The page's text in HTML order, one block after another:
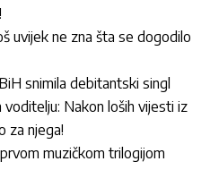
uvijek ne zna šta se dogodilo
snimila debitantski singl
voditelju: Nakon loših vijesti iz
za njega!
muzičkom trilogijom